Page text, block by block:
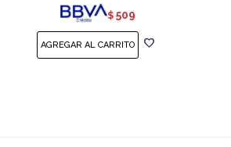
$ 509